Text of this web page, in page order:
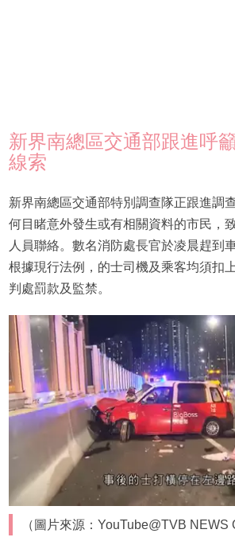
新界南總區交通部跟進呼
線索
新界南總區交通部特別調查隊正跟進調
何目睹意外發生或有相關資料的市民，
人員聯絡。數名消防處長官於凌晨趕到
根據現行法例，的士司機及乘客均須扣
判處罰款及監禁。
（圖片來源：YouTube@TVB NEWS